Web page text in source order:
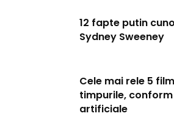
12 fapte putin
Sydney Sweeney
Cele mai rele 5
timpurile,
artificiale